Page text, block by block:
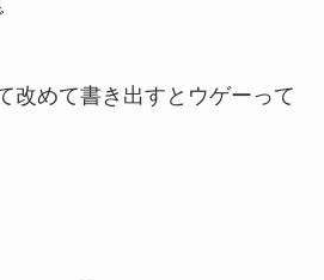
改めて書き出すとウゲーって